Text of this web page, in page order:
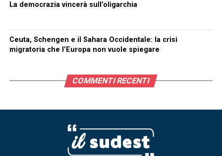
La democrazia vincerà sull’oligarchia
Ceuta, Schengen e il Sahara Occidentale: la crisi
migratoria che l’Europa non vuole spiegare
COMMENTI RECENTI